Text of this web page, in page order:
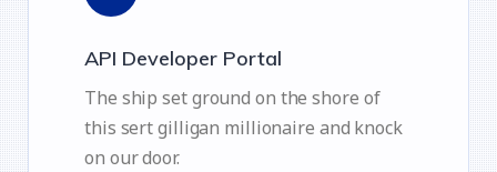
API Developer Portal
The ship set ground on the shore of
this sert gilligan millionaire and knock
on our door.